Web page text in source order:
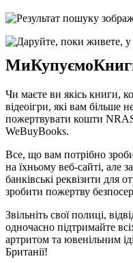
Чи маєте ви якісь книги,
відеоігри, які вам більше
пожертвувати кошти
WeBuyBooks.
Все, що вам потрібно
на їхньому веб-сайті, але
банківські реквізити для
зробити пожертву
Звільніть свої полиці,
одночасно підтримайте
артритом та ювенільним
Британії!